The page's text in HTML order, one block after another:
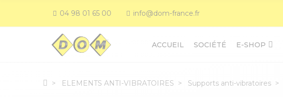
04 98 01 65 00 info@dom-france.fr
ACCUEIL SOCIÉTÉ E-SHOP
ELEMENTS ANTI-VIBRATOIRES Supports anti-vibratoires